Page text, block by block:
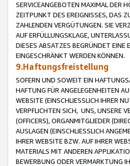
SERVICEANGEBOTEN MAXIMAL DER
ZEITPUNKT DES EREIGNISSES, DAS
ZAHLENDEN VERGÜTUNGEN. SIE
AUF ERFÜLLUNGSKLAGE,
DIESES ABSATZES BEGRÜNDET
EINGESCHRÄNKT WERDEN KÖNNEN.
9.Haftungsfreistellung
SOFERN UND SOWEIT EIN
HAFTUNG FÜR ANGELEGENHEITEN
WEBSITE (EINSCHLIESSLICH IHRER
VERPFLICHTEN SICH, UNS, UNSERE
(OFFICERS), ORGANMITGLIEDER
AUSLAGEN (EINSCHLIESSLICH
IHRER WEBSITE BZW. AUF IHRER
MATERIALS MIT ANDEREN
BEWERBUNG ODER VERMARKTUNG